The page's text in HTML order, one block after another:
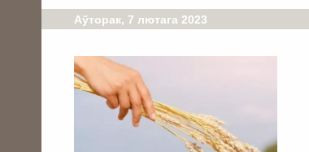
Аўторак, 7 лютага 2023